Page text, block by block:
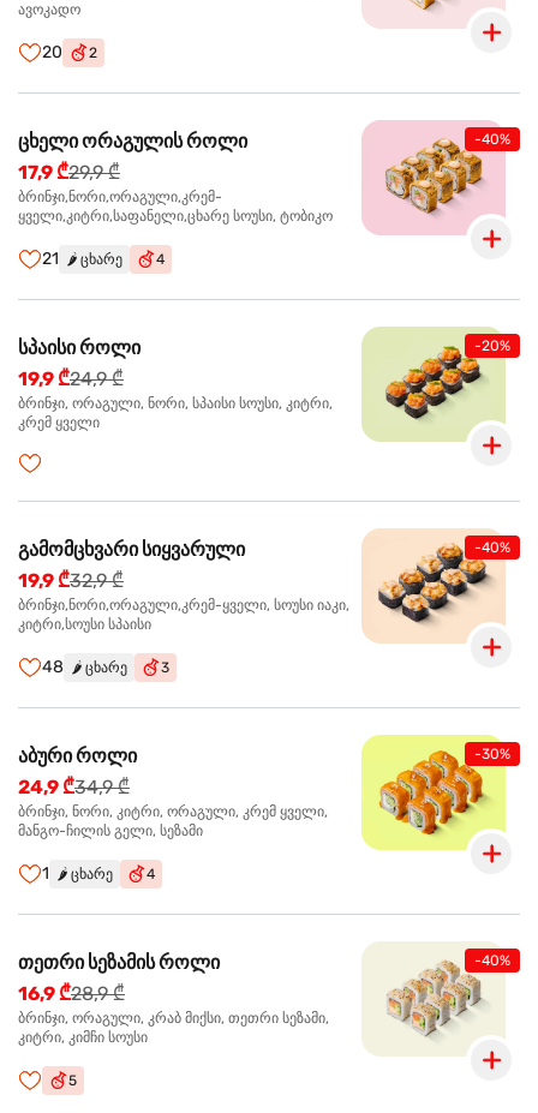
ავოკადო
20 2
-40%
ცხელი ორაგულის როლი
17,9 ₾29,9 ₾
ბრინჯი,ნორი,ორაგული,კრემ-
ყველი,კიტრი,საფანელი,ცხარე სოუსი, ტობიკო
21 🌶️ ცხარე 4
-20%
სპაისი როლი
19,9 ₾24,9 ₾
ბრინჯი, ორაგული, ნორი, სპაისი სოუსი, კიტრი,
კრემ ყველი
-40%
გამომცხვარი სიყვარული
19,9 ₾32,9 ₾
ბრინჯი,ნორი,ორაგული,კრემ-ყველი, სოუსი იაკი,
კიტრი,სოუსი სპაისი
48 🌶️ ცხარე 3
-30%
აბური როლი
24,9 ₾34,9 ₾
ბრინჯი, ნორი, კიტრი, ორაგული, კრემ ყველი,
მანგო-ჩილის გელი, სეზამი
1 🌶️ ცხარე 4
-40%
თეთრი სეზამის როლი
16,9 ₾28,9 ₾
ბრინჯი, ორაგული, კრაბ მიქსი, თეთრი სეზამი,
კიტრი, კიმჩი სოუსი
5